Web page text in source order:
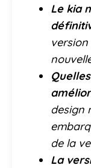
Le kia
version
design
de la
La